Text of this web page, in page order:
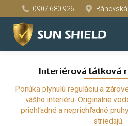
0907 680 926 Bánovská
Interiérová látková
Ponúka plynulú reguláciu a
vášho interiéru. Originálne
priehľadné a nepriehľadné
striedajú.